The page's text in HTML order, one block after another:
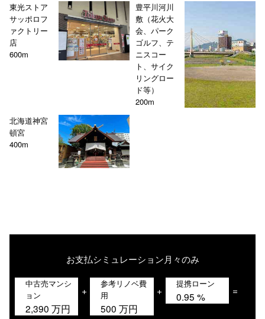
東光ストア
サッポロフ
ァクトリー
店
600m
豊平川河川
敷（花火大
会、パーク
ゴルフ、テ
ニスコー
ト、サイク
リングロー
ド等）
200m
北海道神宮
頓宮
400m
お支払シミュレーション月々のみ
中古売マンシ
ョン
2,390 万円
+
参考リノベ費
用
500 万円
+
提携ローン
0.95 % =